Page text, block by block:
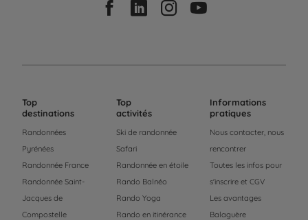
Top
destinations
Randonnées
Pyrénées
Randonnée France
Randonnée Saint-
Jacques de
Compostelle
Top
activités
Ski de randonnée
Safari
Randonnée en étoile
Rando Balnéo
Rando Yoga
Rando en itinérance
Informations
pratiques
Nous contacter, nous
rencontrer
Toutes les infos pour
s'inscrire et CGV
Les avantages
Balaguère